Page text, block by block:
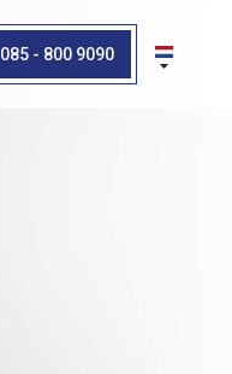
085 - 800 9090